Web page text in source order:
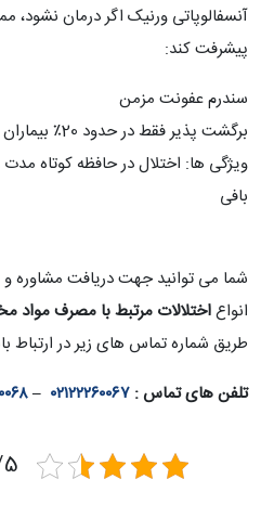
آنسفالوپاتی ورنیک اگر درمان
پیشرفت کند:
سندرم عفونت مزمن
برگشت پذیر فقط در حدود 20٪ بیماران
ویژگی ها: اختلال در حافظه کوتاه
بافی
شما می توانید جهت دریافت مشاوره و
انواعاختلالات مرتبط با مصرف مواد
طریق شماره تماس های زیر در ارتباط
تلفن های تماس : ۰۲۱۲۲۲۶۰۰۶۷ –